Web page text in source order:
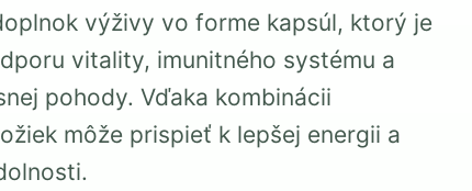
výživy vo forme kapsúl, ktorý je
vitality, imunitného systému a
pohody. Vďaka kombinácii
môže prispieť k lepšej energii a